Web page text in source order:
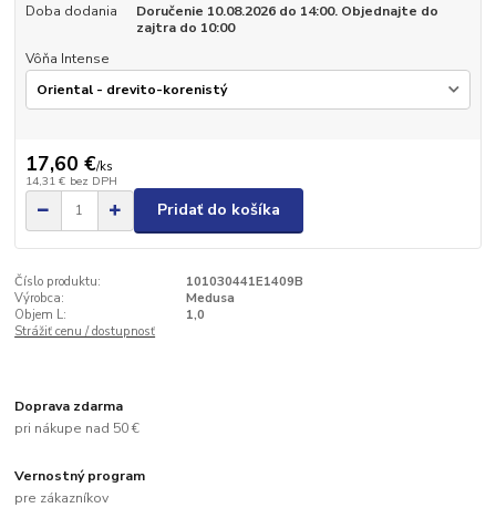
Doba dodania
Doručenie 10.08.2026 do 14:00. Objednajte do
zajtra do 10:00
Vôňa Intense
17,60 €/ks
14,31 € bez DPH
Pridať do košíka
Číslo produktu:
101030441E1409B
Výrobca:
Medusa
Objem L:
1,0
Strážiť cenu / dostupnosť
Doprava zdarma
pri nákupe nad 50 €
Vernostný program
pre zákazníkov